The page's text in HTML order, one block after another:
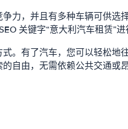
力，并且有多种车辆可供
关键字“意大利汽车租赁”进
。有了汽车，您可以轻松
自由，无需依赖公共交通或